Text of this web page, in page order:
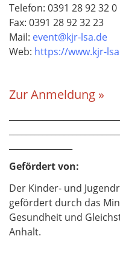
Telefon: 0391 28 92 32 0
Fax: 0391 28 92 32 23
Mail: event@kjr-lsa.de
Web: https://www.kjr-
Zur Anmeldung »
Gefördert von:
Der Kinder- und
gefördert durch das
Gesundheit und
Anhalt.